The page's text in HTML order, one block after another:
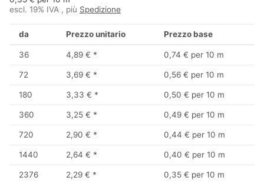
escl. 19% IVA , più Spedizione
da Prezzo unitario Prezzo base
36 4,89 € * 0,74 € per 10 m
72 3,69 € * 0,56 € per 10 m
180 3,33 € * 0,50 € per 10 m
360 3,25 € * 0,49 € per 10 m
720 2,90 € * 0,44 € per 10 m
1440 2,64 € * 0,40 € per 10 m
2376 2,29 € * 0,35 € per 10 m